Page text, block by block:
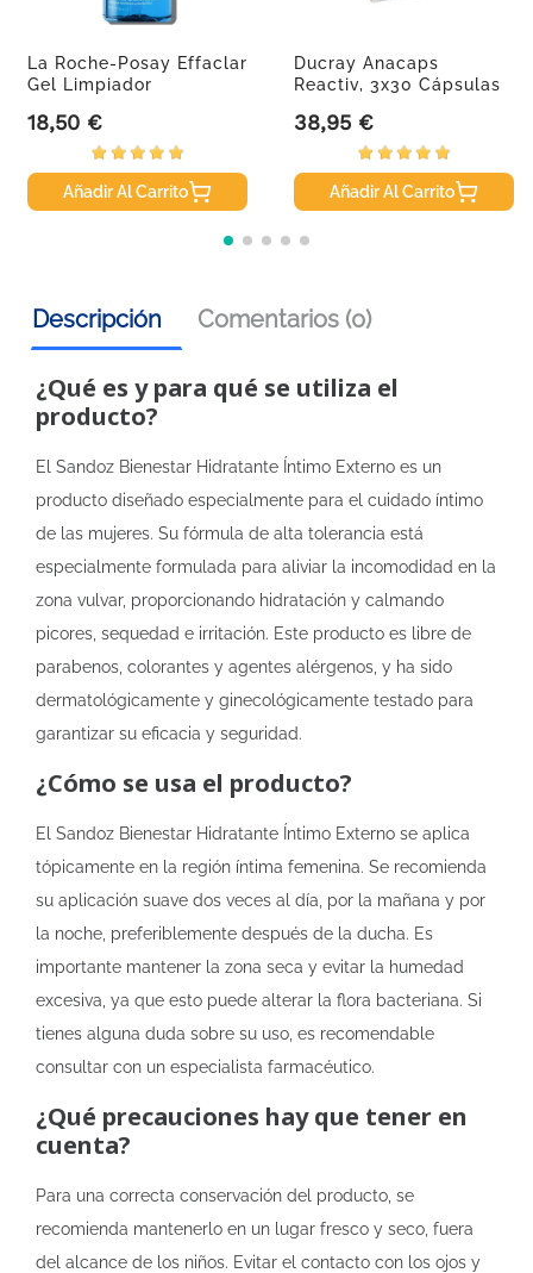
La Roche-Posay Effaclar
Gel Limpiador
Precio
18,50 €
Añadir Al Carrito
Ducray Anacaps
Reactiv, 3x30 Cápsulas
Precio
38,95 €
Añadir Al Carrito
Descripción Comentarios (0)
¿Qué es y para qué se utiliza el
producto?
El Sandoz Bienestar Hidratante Íntimo Externo es un
producto diseñado especialmente para el cuidado íntimo
de las mujeres. Su fórmula de alta tolerancia está
especialmente formulada para aliviar la incomodidad en la
zona vulvar, proporcionando hidratación y calmando
picores, sequedad e irritación. Este producto es libre de
parabenos, colorantes y agentes alérgenos, y ha sido
dermatológicamente y ginecológicamente testado para
garantizar su eficacia y seguridad.
¿Cómo se usa el producto?
El Sandoz Bienestar Hidratante Íntimo Externo se aplica
tópicamente en la región íntima femenina. Se recomienda
su aplicación suave dos veces al día, por la mañana y por
la noche, preferiblemente después de la ducha. Es
importante mantener la zona seca y evitar la humedad
excesiva, ya que esto puede alterar la flora bacteriana. Si
tienes alguna duda sobre su uso, es recomendable
consultar con un especialista farmacéutico.
¿Qué precauciones hay que tener en
cuenta?
Para una correcta conservación del producto, se
recomienda mantenerlo en un lugar fresco y seco, fuera
del alcance de los niños. Evitar el contacto con los ojos y